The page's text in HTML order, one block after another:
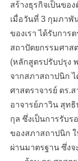
สร้างธุรกิจเป็นของ
เมื่อวันที่ 3 กุมภาพั
ของเรา ได้รับการ
สถาปัตยกรรมศา
(หลักสูตรปรับปรุง
จากสภาสถาปนิก
ศาสตราจารย์ ดร.
อาจารย์ภาวิน สุท
กุล ซึ่งเป็นการรับ
ของสภาสถาปนิก ใ
ผ่านมาตรฐาน ซึ่งจ